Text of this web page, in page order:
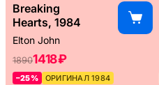
Breaking
Hearts, 1984
Elton John
18901418 ₽
–25% ОРИГИНАЛ 1984